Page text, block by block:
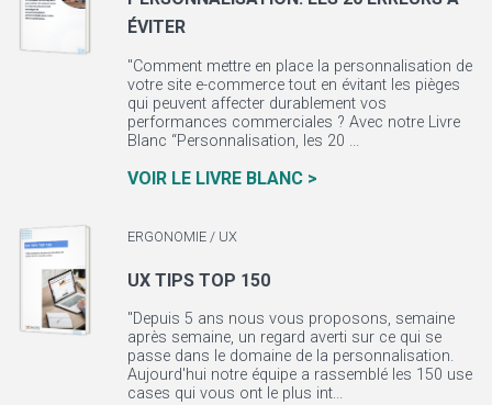
ÉVITER
"Comment mettre en place la personnalisation de
votre site e-commerce tout en évitant les pièges
qui peuvent affecter durablement vos
performances commerciales ? Avec notre Livre
Blanc “Personnalisation, les 20 ...
VOIR LE LIVRE BLANC >
ERGONOMIE / UX
UX TIPS TOP 150
"Depuis 5 ans nous vous proposons, semaine
après semaine, un regard averti sur ce qui se
passe dans le domaine de la personnalisation.
Aujourd'hui notre équipe a rassemblé les 150 use
cases qui vous ont le plus int...